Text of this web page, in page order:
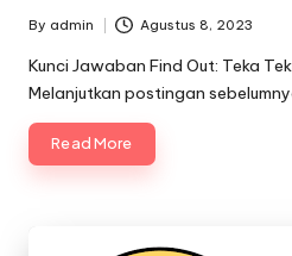
Posted
by
By admin Agustus 8, 2023
Kunci Jawaban Find Out: Teka
Melanjutkan postingan
Read More